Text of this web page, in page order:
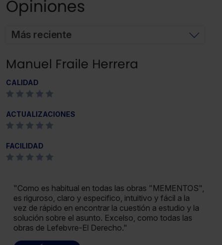
Opiniones
Más reciente
Manuel Fraile Herrera
CALIDAD
ACTUALIZACIONES
FACILIDAD
"Como es habitual en todas las obras "MEMENTOS",
es riguroso, claro y especifico, intuitivo y fácil a la
vez de rápido en encontrar la cuestión a estudio y la
solución sobre el asunto. Excelso, como todas las
obras de Lefebvre-El Derecho."